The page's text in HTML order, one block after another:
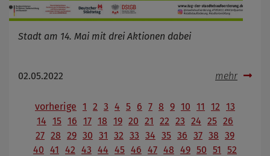
Stadt am 14. Mai mit drei Aktionen dabei
02.05.2022 mehr
vorherige 1 2 3 4 5 6 7 8 9 10 11 12 13
14 15 16 17 18 19 20 21 22 23 24 25 26
27 28 29 30 31 32 33 34 35 36 37 38 39
40 41 42 43 44 45 46 47 48 49 50 51
52